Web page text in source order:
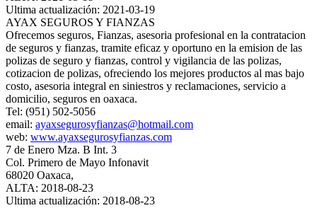
Ultima actualización: 2021-03-19
AYAX SEGUROS Y FIANZAS
Ofrecemos seguros, Fianzas, asesoria profesional en la contratacion
de seguros y fianzas, tramite eficaz y oportuno en la emision de las
polizas de seguro y fianzas, control y vigilancia de las polizas,
cotizacion de polizas, ofreciendo los mejores productos al mas bajo
costo, asesoria integral en siniestros y reclamaciones, servicio a
domicilio, seguros en oaxaca.
Tel: (951) 502-5056
email: ayaxsegurosyfianzas@hotmail.com
web: www.ayaxsegurosyfianzas.com
7 de Enero Mza. B Int. 3
Col. Primero de Mayo Infonavit
68020 Oaxaca,
ALTA: 2018-08-23
Ultima actualización: 2018-08-23